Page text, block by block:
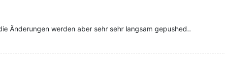
Änderungen werden aber sehr sehr langsam gepushed..